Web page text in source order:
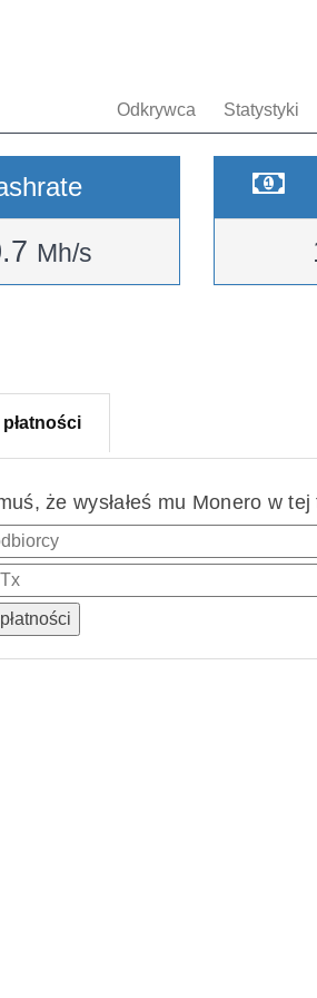
Odkrywca Statystyki
Mh/s
że wysłałeś mu Monero w